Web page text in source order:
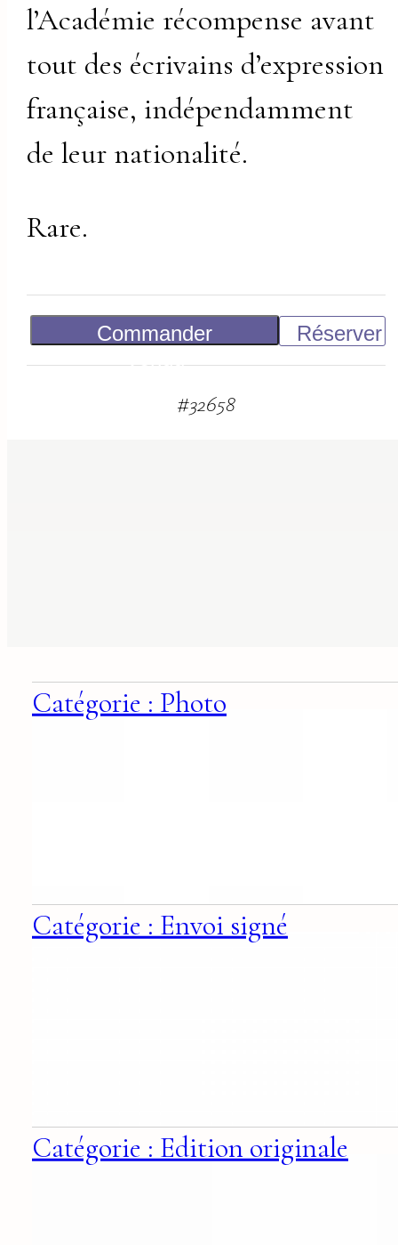
l’Académie récompense avant
tout des écrivains d’expression
française, indépendamment
de leur nationalité.
Rare.
Commander
Réserver
#32658
Catégorie : Photo
Catégorie : Envoi signé
Catégorie : Edition originale